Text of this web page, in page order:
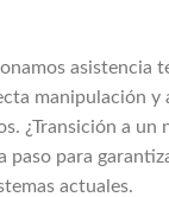
asistencia
manipulación y
¿Transición a un
paso para
actuales.